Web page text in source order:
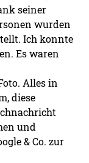
seiner
wurden
Ich konnte
Es waren
Alles in
diese
und
& Co. zur